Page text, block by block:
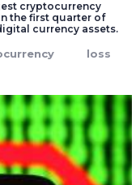
cryptocurrency
the first quarter of
currency assets.
loss